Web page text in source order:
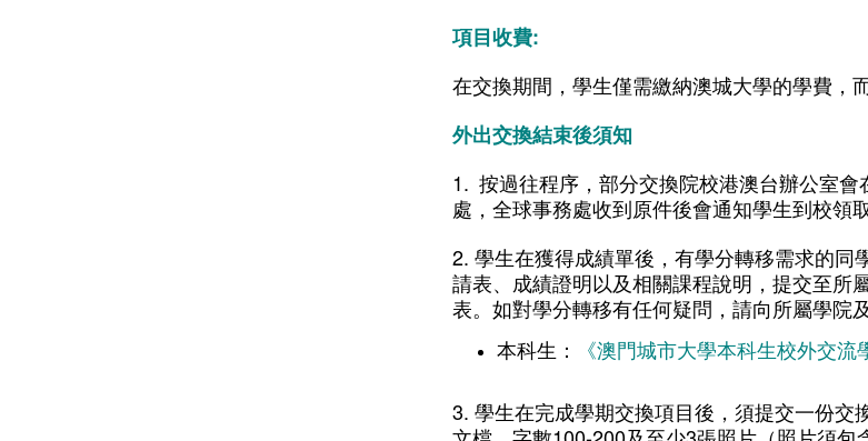
項目收費:
在交換期間，學生僅需繳納澳城大學的學費，
外出交換結束後須知
1. 按過往程序，部分交換院校港澳台辦公室
處，全球事務處收到原件後會通知學生到校領
2. 學生在獲得成績單後，有學分轉移需求的同
請表、成績證明以及相關課程說明，提交至所
表。如對學分轉移有任何疑問，請向所屬學院
本科生：
《澳門城市大學本科生校外交流
3. 學生在完成學期交換項目後，須提交一份交